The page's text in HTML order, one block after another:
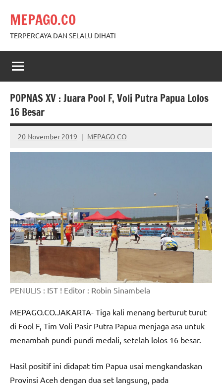
content
MEPAGO.CO
TERPERCAYA DAN SELALU DIHATI
POPNAS XV : Juara Pool F, Voli Putra Papua Lolos
16 Besar
20 November 2019 MEPAGO CO
No
comments
PENULIS : IST ! Editor : Robin Sinambela
MEPAGO.CO.JAKARTA- Tiga kali menang berturut turut
di Fool F, Tim Voli Pasir Putra Papua menjaga asa untuk
menambah pundi-pundi medali, setelah lolos 16 besar.
Hasil positif ini didapat tim Papua usai mengkandaskan
Provinsi Aceh dengan dua set langsung, pada